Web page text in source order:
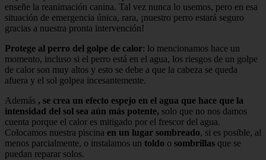
enseñe la reanimación canina. Tal vez nunca lo usemos, pero en esa
situación de emergencia única, rara, ¡nuestro perro estará seguro
gracias a nuestra pronta intervención!
Protege al perro del golpe de calor: lo mencionamos hace un
momento, incluso si el perro está en el agua, los riesgos de un golpe
de calor son muy altos y esto se debe a que la cabeza se queda
afuera y el sol golpea incesantemente.
Además , se crea un efecto espejo en el agua que hace que la
intensidad del sol sea aún más potente, solo que no nos damos
cuenta porque el calor es mitigado por el frescor del agua.
Colocamos nuestra piscina en un lugar sombreado, si es posible, al
menos parcialmente, o instalamos un toldo o sombrillas que se
puedan reparar solos.